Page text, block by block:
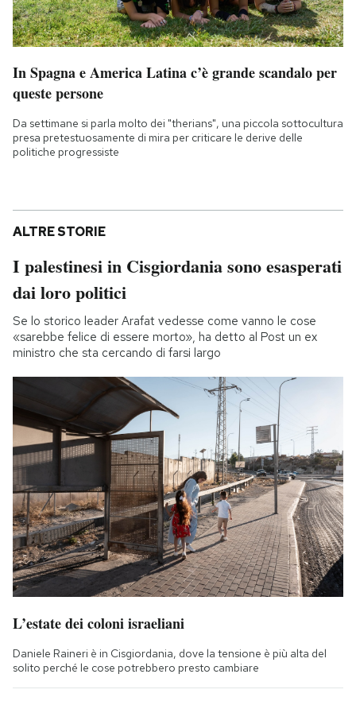
In Spagna e America Latina c’è grande scandalo per
queste persone
Da settimane si parla molto dei "therians", una piccola sottocultura
presa pretestuosamente di mira per criticare le derive delle
politiche progressiste
ALTRE STORIE
I palestinesi in Cisgiordania sono esasperati
dai loro politici
Se lo storico leader Arafat vedesse come vanno le cose
«sarebbe felice di essere morto», ha detto al Post un ex
ministro che sta cercando di farsi largo
L’estate dei coloni israeliani
Daniele Raineri è in Cisgiordania, dove la tensione è più alta del
solito perché le cose potrebbero presto cambiare